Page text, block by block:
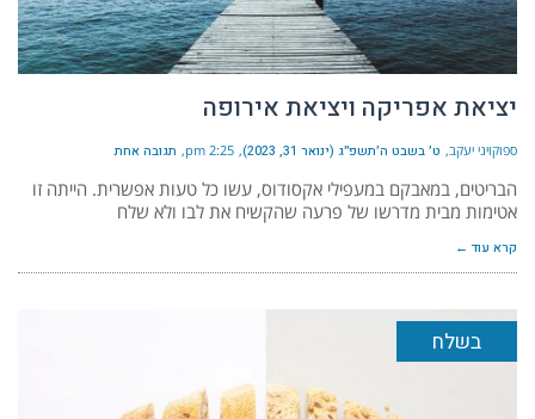
יציאת אפריקה ויציאת אירופה
ספוקויני יעקב ט׳ בשבט ה׳תשפ״ג (ינואר 31, 2023) 2:25 pm תגובה אחת
הבריטים, במאבקם במעפילי אקסודוס, עשו כל טעות אפשרית. הייתה זו
אטימות מבית מדרשו של פרעה שהקשיח את לבו ולא שלח
קרא עוד ←
בשלח